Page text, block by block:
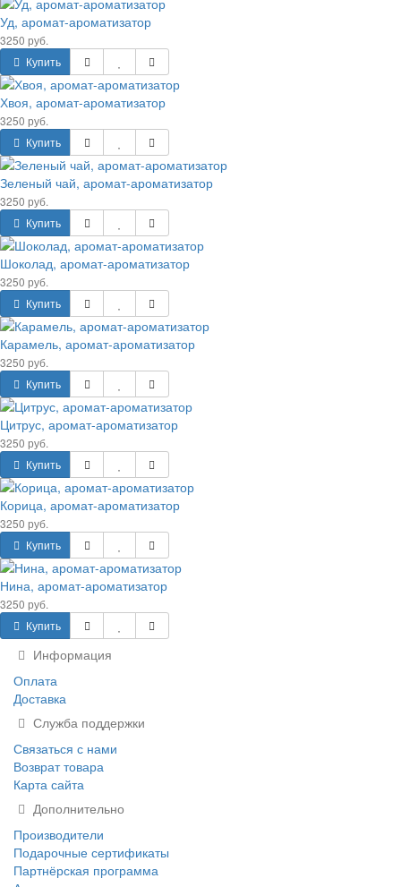
Уд, аромат-ароматизатор
3250 руб.
Купить
Хвоя, аромат-ароматизатор
3250 руб.
Купить
Зеленый чай, аромат-ароматизатор
3250 руб.
Купить
Шоколад, аромат-ароматизатор
3250 руб.
Купить
Карамель, аромат-ароматизатор
3250 руб.
Купить
Цитрус, аромат-ароматизатор
3250 руб.
Купить
Корица, аромат-ароматизатор
3250 руб.
Купить
Нина, аромат-ароматизатор
3250 руб.
Купить
Информация
Оплата
Доставка
Служба поддержки
Связаться с нами
Возврат товара
Карта сайта
Дополнительно
Производители
Подарочные сертификаты
Партнёрская программа